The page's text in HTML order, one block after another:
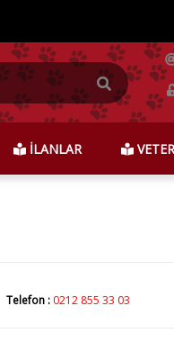
İLANLAR
Telefon : 0212 855 33 03